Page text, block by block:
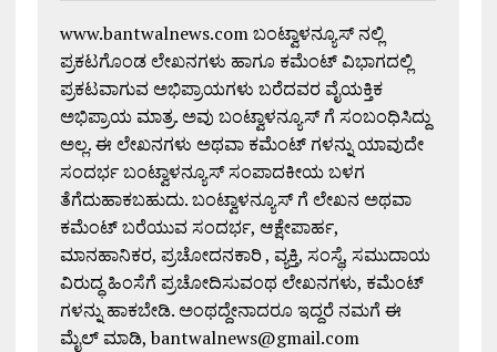
www.bantwalnews.com ಬಂಟ್ವಾಳನ್ಯೂಸ್ ನಲ್ಲಿ
ಪ್ರಕಟಗೊಂಡ ಲೇಖನಗಳು ಹಾಗೂ ಕಮೆಂಟ್ ವಿಭಾಗದಲ್ಲಿ
ಪ್ರಕಟವಾಗುವ ಅಭಿಪ್ರಾಯಗಳು ಬರೆದವರ ವೈಯಕ್ತಿಕ
ಅಭಿಪ್ರಾಯ ಮಾತ್ರ. ಅವು ಬಂಟ್ವಾಳನ್ಯೂಸ್ ಗೆ ಸಂಬಂಧಿಸಿದ್ದು
ಅಲ್ಲ. ಈ ಲೇಖನಗಳು ಅಥವಾ ಕಮೆಂಟ್ ಗಳನ್ನು ಯಾವುದೇ
ಸಂದರ್ಭ ಬಂಟ್ವಾಳನ್ಯೂಸ್ ಸಂಪಾದಕೀಯ ಬಳಗ
ತೆಗೆದುಹಾಕಬಹುದು. ಬಂಟ್ವಾಳನ್ಯೂಸ್ ಗೆ ಲೇಖನ ಅಥವಾ
ಕಮೆಂಟ್ ಬರೆಯುವ ಸಂದರ್ಭ, ಆಕ್ಷೇಪಾರ್ಹ,
ಮಾನಹಾನಿಕರ, ಪ್ರಚೋದನಕಾರಿ , ವ್ಯಕ್ತಿ, ಸಂಸ್ಥೆ, ಸಮುದಾಯ
ವಿರುದ್ಧ ಹಿಂಸೆಗೆ ಪ್ರಚೋದಿಸುವಂಥ ಲೇಖನಗಳು, ಕಮೆಂಟ್
ಗಳನ್ನು ಹಾಕಬೇಡಿ. ಅಂಥದ್ದೇನಾದರೂ ಇದ್ದರೆ ನಮಗೆ ಈ
ಮೈಲ್ ಮಾಡಿ, bantwalnews@gmail.com